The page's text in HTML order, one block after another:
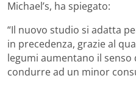
Michael’s, ha spiegato:
“Il nuovo studio si adatta
in precedenza, grazie al
legumi aumentano il senso
condurre ad un minor